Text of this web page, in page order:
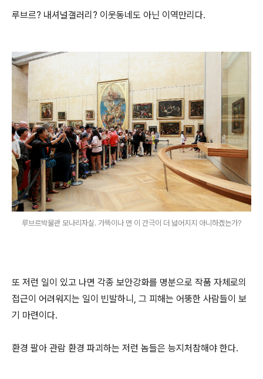
루브르? 내셔널갤러리? 이웃동네도 아닌 이역만리다.
루브르박물관 모나리자실. 가뜩이나 먼 이 간극이 더 넓어지지 아니하겠는가?
또 저런 일이 있고 나면 각종 보안강화를 명분으로 작품 자체로의
접근이 어려워지는 일이 빈발하니, 그 피해는 어뚱한 사람들이 보
기 마련이다.
환경 팔아 관람 환경 파괴하는 저런 놈들은 능지처참해야 한다.